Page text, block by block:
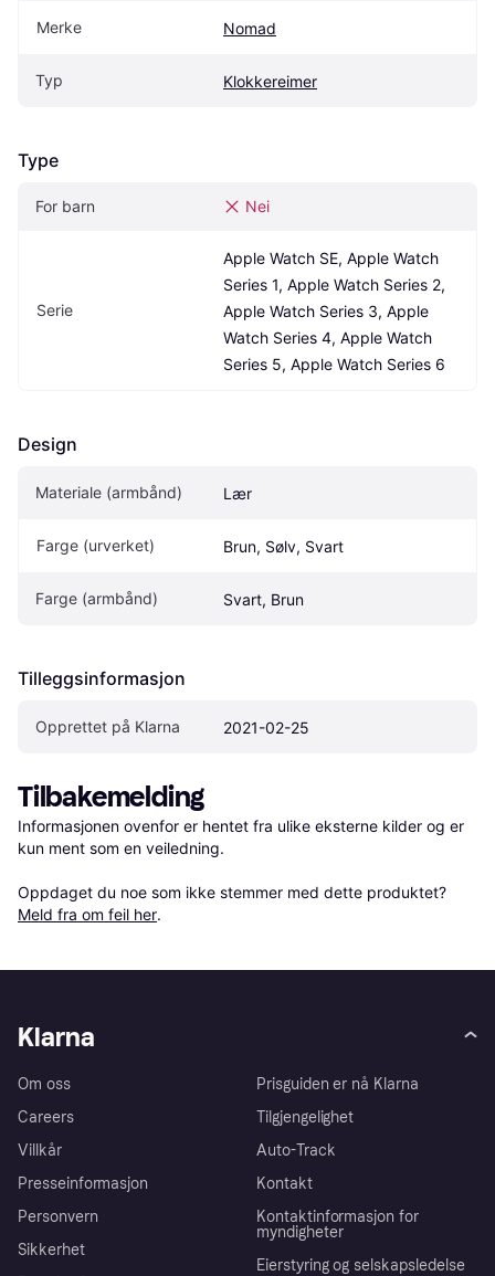
Merke Nomad
Typ Klokkereimer
Type
For barn Nei
Serie
Apple Watch SE, Apple Watch
Series 1, Apple Watch Series 2,
Apple Watch Series 3, Apple
Watch Series 4, Apple Watch
Series 5, Apple Watch Series 6
Design
Materiale (armbånd) Lær
Farge (urverket) Brun, Sølv, Svart
Farge (armbånd) Svart, Brun
Tilleggsinformasjon
Opprettet på Klarna 2021-02-25
Tilbakemelding
Informasjonen ovenfor er hentet fra ulike eksterne kilder og er
kun ment som en veiledning.
Oppdaget du noe som ikke stemmer med dette produktet?
Meld fra om feil her.
Klarna
Om oss
Careers
Villkår
Presseinformasjon
Personvern
Sikkerhet
Prisguiden er nå Klarna
Tilgjengelighet
Auto-Track
Kontakt
Kontaktinformasjon for
myndigheter
Eierstyring og selskapsledelse